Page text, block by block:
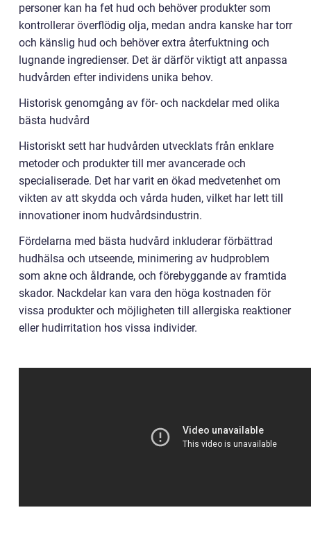
personer kan ha fet hud och behöver produkter som
kontrollerar överflödig olja, medan andra kanske har torr
och känslig hud och behöver extra återfuktning och
lugnande ingredienser. Det är därför viktigt att anpassa
hudvården efter individens unika behov.
Historisk genomgång av för- och nackdelar med olika
bästa hudvård
Historiskt sett har hudvården utvecklats från enklare
metoder och produkter till mer avancerade och
specialiserade. Det har varit en ökad medvetenhet om
vikten av att skydda och vårda huden, vilket har lett till
innovationer inom hudvårdsindustrin.
Fördelarna med bästa hudvård inkluderar förbättrad
hudhälsa och utseende, minimering av hudproblem
som akne och åldrande, och förebyggande av framtida
skador. Nackdelar kan vara den höga kostnaden för
vissa produkter och möjligheten till allergiska reaktioner
eller hudirritation hos vissa individer.